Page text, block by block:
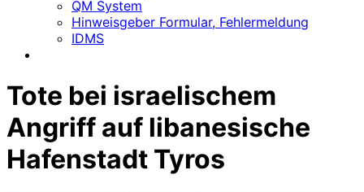
QM System
Hinweisgeber Formular, Fehlermeldung
IDMS
Tote bei israelischem
Angriff auf libanesische
Hafenstadt Tyros